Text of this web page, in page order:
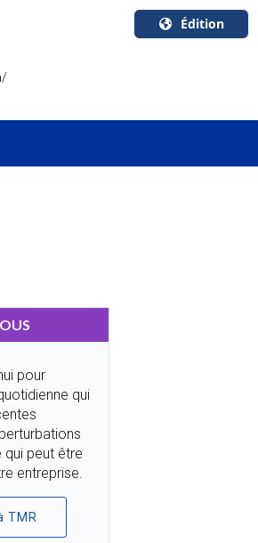
Édition
Canada
pour
qui
qui peut être
entreprise.
TMR